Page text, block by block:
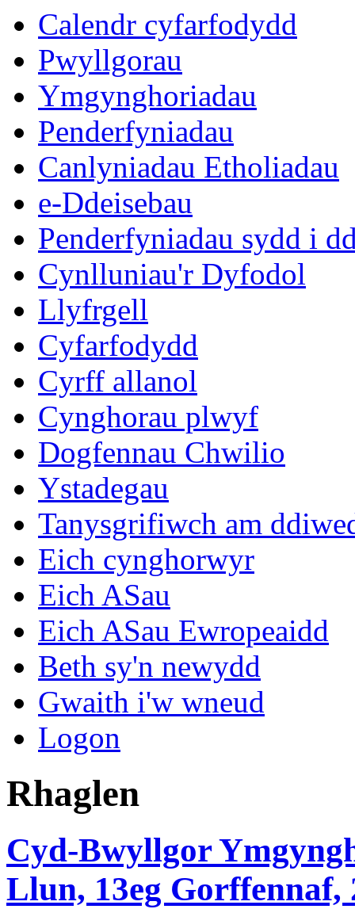
Calendr cyfarfodydd
Pwyllgorau
Ymgynghoriadau
Penderfyniadau
Canlyniadau Etholiadau
e-Ddeisebau
Penderfyniadau sydd i
Cynlluniau'r Dyfodol
Llyfrgell
Cyfarfodydd
Cyrff allanol
Cynghorau plwyf
Dogfennau Chwilio
Ystadegau
Tanysgrifiwch am
Eich cynghorwyr
Eich ASau
Eich ASau Ewropeaidd
Beth sy'n newydd
Gwaith i'w wneud
Logon
Rhaglen
Cyd-Bwyllgor
Llun, 13eg Gorffennaf,
10.